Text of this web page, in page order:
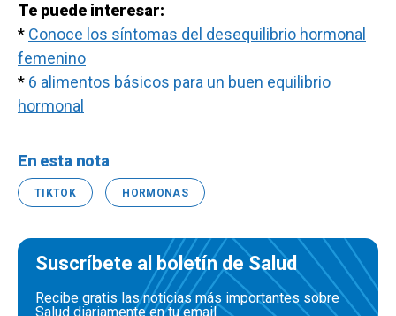
Te puede interesar:
* Conoce los síntomas del desequilibrio hormonal
femenino
* 6 alimentos básicos para un buen equilibrio
hormonal
En esta nota
TIKTOK HORMONAS
Suscríbete al boletín de Salud
Recibe gratis las noticias más importantes sobre
Salud diariamente en tu email